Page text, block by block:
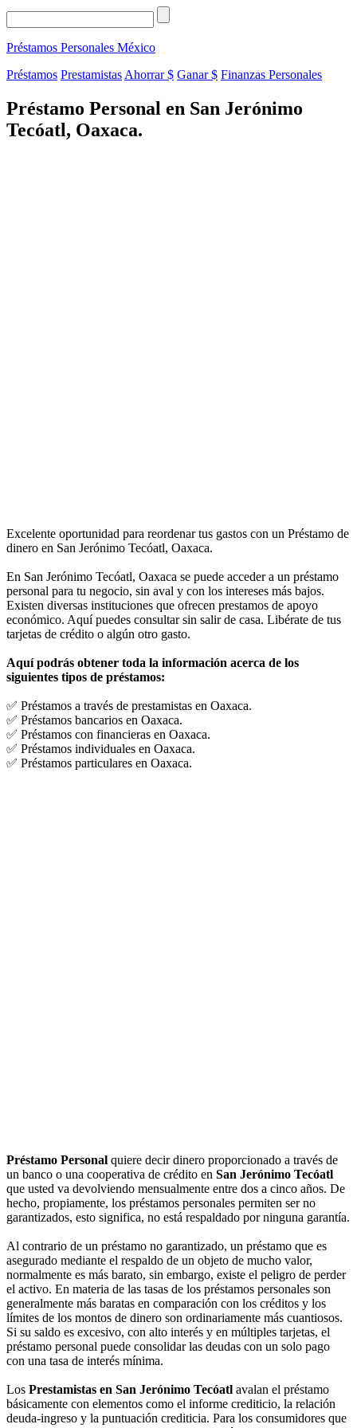
Préstamos Personales México
Préstamos Prestamistas Ahorrar $ Ganar $ Finanzas Personales
Préstamo Personal en San Jerónimo
Tecóatl, Oaxaca.
Excelente oportunidad para reordenar tus gastos con un Préstamo de
dinero en San Jerónimo Tecóatl, Oaxaca.
En San Jerónimo Tecóatl, Oaxaca se puede acceder a un préstamo
personal para tu negocio, sin aval y con los intereses más bajos.
Existen diversas instituciones que ofrecen prestamos de apoyo
económico. Aquí puedes consultar sin salir de casa. Libérate de tus
tarjetas de crédito o algún otro gasto.
Aquí podrás obtener toda la información acerca de los
siguientes tipos de préstamos:
✅ Préstamos a través de prestamistas en Oaxaca.
✅ Préstamos bancarios en Oaxaca.
✅ Préstamos con financieras en Oaxaca.
✅ Préstamos individuales en Oaxaca.
✅ Préstamos particulares en Oaxaca.
Préstamo Personal quiere decir dinero proporcionado a través de
un banco o una cooperativa de crédito en San Jerónimo Tecóatl
que usted va devolviendo mensualmente entre dos a cinco años. De
hecho, propiamente, los préstamos personales permiten ser no
garantizados, esto significa, no está respaldado por ninguna garantía.
Al contrario de un préstamo no garantizado, un préstamo que es
asegurado mediante el respaldo de un objeto de mucho valor,
normalmente es más barato, sin embargo, existe el peligro de perder
el activo. En materia de las tasas de los préstamos personales son
generalmente más baratas en comparación con los créditos y los
límites de los montos de dinero son ordinariamente más cuantiosos.
Si su saldo es excesivo, con alto interés y en múltiples tarjetas, el
préstamo personal puede consolidar las deudas con un solo pago
con una tasa de interés mínima.
Los Prestamistas en San Jerónimo Tecóatl avalan el préstamo
básicamente con elementos como el informe crediticio, la relación
deuda-ingreso y la puntuación crediticia. Para los consumidores que